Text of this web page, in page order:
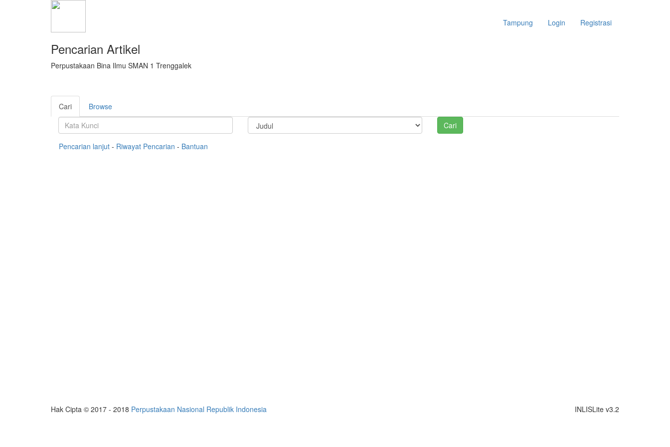
Pencarian Artikel
Perpustakaan Bina Ilmu SMAN 1 Trenggalek
Tampung Login Registrasi
Cari Browse
Pencarian lanjut - Riwayat Pencarian - Bantuan
INLISLite v3.2
Hak Cipta © 2017 - 2018 Perpustakaan Nasional Republik Indonesia